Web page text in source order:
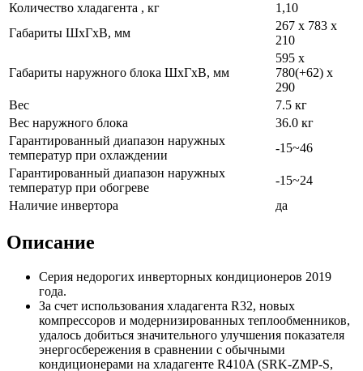
Количество хладагента , кг
1,10
Габариты ШхГхВ, мм
267 x 783 x
210
Габариты наружного блока ШхГхВ, мм
595 x
780(+62) x
290
Вес
7.5 кг
Вес наружного блока
36.0 кг
Гарантированный диапазон наружных
температур при охлаждении
-15~46
Гарантированный диапазон наружных
температур при обогреве
-15~24
Наличие инвертора
да
Описание
Серия недорогих инверторных кондиционеров 2019
года.
За счет использования хладагента R32, новых
компрессоров и модернизированных теплообменников,
удалось добиться значительного улучшения показателя
энергосбережения в сравнении с обычными
кондиционерами на хладагенте R410A (SRK-ZMP-S,